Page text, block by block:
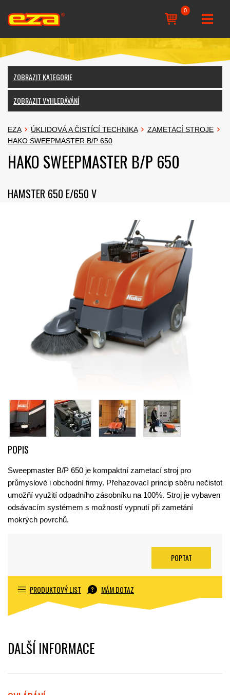
0
ZOBRAZIT KATEGORIE
ZOBRAZIT VYHLEDÁVÁNÍ
EZA ÚKLIDOVÁ A ČISTÍCÍ TECHNIKA
ZAMETACÍ STROJE
HAKO SWEEPMASTER B/P 650
HAKO SWEEPMASTER B/P 650
HAMSTER 650 E/650 V
POPIS
Sweepmaster B/P 650 je kompaktní zametací stroj pro
průmyslové i obchodní firmy. Přehazovací princip sběru nečistot
umožňí využití odpadního zásobníku na 100%. Stroj je vybaven
odsávacím systémem s možností vypnutí při zametání
mokrých povrchů.
POPTAT
PRODUKTOVÝ LIST MÁM DOTAZ
DALŠÍ INFORMACE